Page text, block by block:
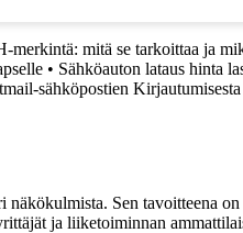
merkintä: mitä se tarkoittaa ja
• Sähköauton lataus hinta
sähköpostien Kirjautumisesta
Sen tavoitteena
ja liiketoiminnan